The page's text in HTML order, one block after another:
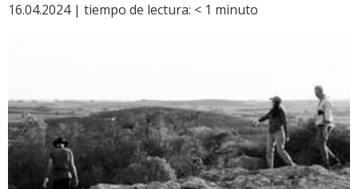
16.04.2024 | tiempo de lectura: < 1 minuto